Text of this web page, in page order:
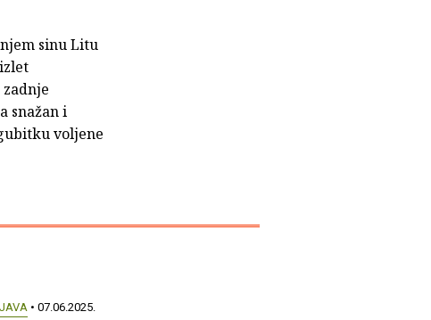
sinu Litu
snažan i
voljene
• 07.06.2025.